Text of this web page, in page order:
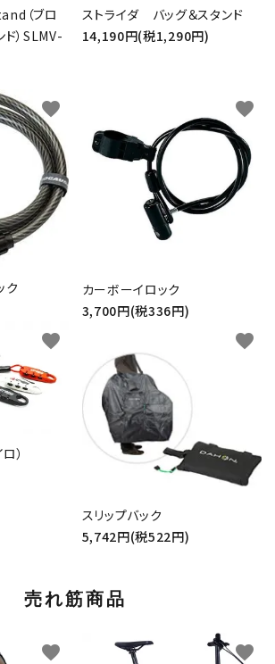
（ブロ
ド）SLMV-
ストライダ バッグ＆スタンド
14,190円(税1,290円)
ク
favorite
カーボーイロック
3,700円(税336円)
favorite
）
favorite
スリップバック
5,742円(税522円)
favorite
売れ筋商品
favorite favorite